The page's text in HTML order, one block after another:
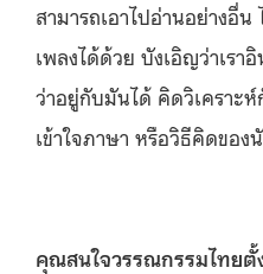
สามารถเอาไปอ่านอย่างอื่
เพลงได้ด้วย บังเอิญว่าเรา
ว่าอยู่กับมันได้ คิดวิเคราะห์
เข้าใจภาษา หรือวิธีคิดขอ
คุณสนใจวรรณกรรมไทย